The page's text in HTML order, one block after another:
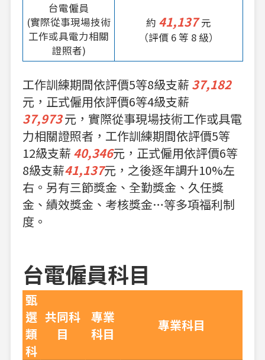
台電僱員
(實際從事現場技術
工作或具電力相關
證照者)
約 41,137元
（評價 6 等 8 級）
工作訓練期間依評價5等8級支薪 37,182
元，正式僱用依評價6等4級支薪
37,973元，實際從事現場技術工作或具電
力相關證照者，工作訓練期間依評價5等
12級支薪 40,346元，正式僱用依評價6等
8級支薪41,137元，之後逐年調升10%左
右。另有三節獎金、全勤獎金、久任獎
金、績效獎金、考核獎金…等多項福利制
度。
台電僱員科目
甄
選
類
科
共同科
目
專業
科目
專業科目